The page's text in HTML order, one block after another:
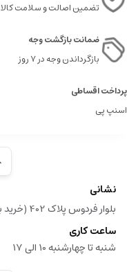
تضمین اصالت و سلامت کالا
ضمانت بازگشت وجه
بازگرداندن وجه در ۷ روز
پرداخت اقساطی
اسنپ پی
نشانی
بلوار فردوس پلاک 402 (خرید به صورت حضوری امکان پذیر نیست)
ساعت کاری
شنبه تا چهارشنبه 10 الی 17